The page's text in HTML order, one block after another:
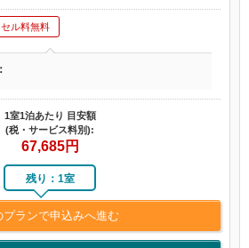
ル料無料
1室1泊あたり 目安額
(税・サービス料別):
67,685円
残り：1室
プランで申込みへ進む